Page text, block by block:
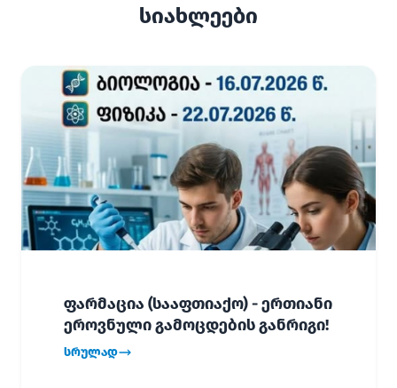
სიახლეები
ფარმაცია (სააფთიაქო) - ერთიანი
ეროვნული გამოცდების განრიგი!
სრულად